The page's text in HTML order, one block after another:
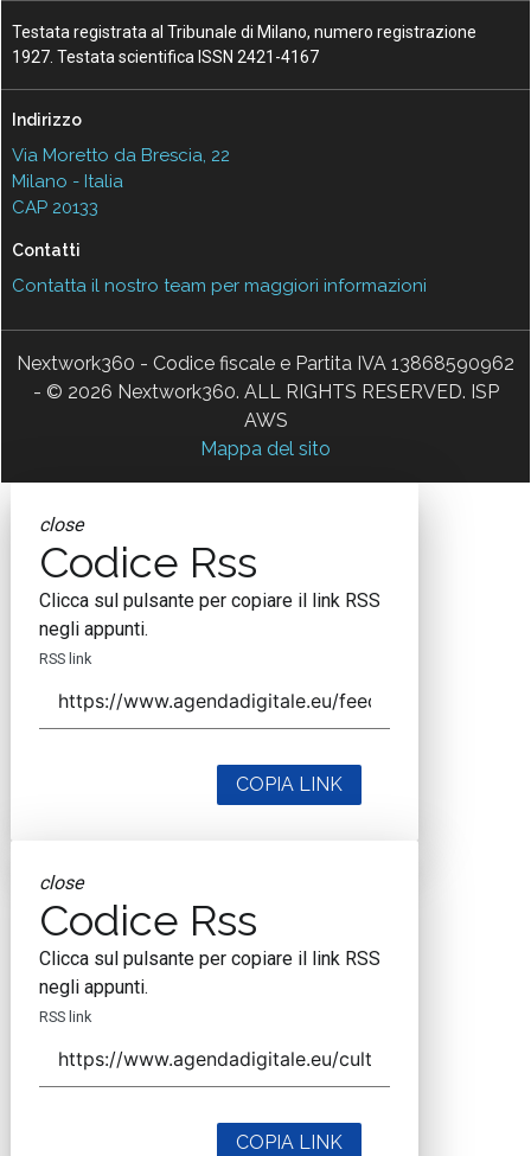
Testata registrata al Tribunale di Milano, numero registrazione
1927. Testata scientifica ISSN 2421-4167
Indirizzo
Via Moretto da Brescia, 22
Milano - Italia
CAP 20133
Contatti
Contatta il nostro team per maggiori informazioni
Nextwork360 - Codice fiscale e Partita IVA 13868590962
- © 2026 Nextwork360. ALL RIGHTS RESERVED. ISP
AWS
Mappa del sito
close
Codice Rss
Clicca sul pulsante per copiare il link RSS
negli appunti.
RSS link
COPIA LINK
close
Codice Rss
Clicca sul pulsante per copiare il link RSS
negli appunti.
RSS link
COPIA LINK